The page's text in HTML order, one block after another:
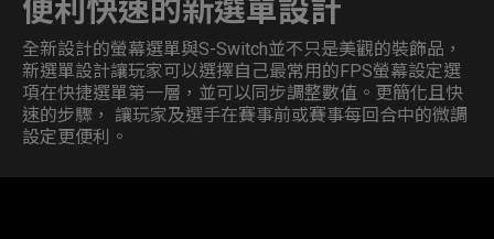
便利快速的新選單設計
全新設計的螢幕選單與S-Switch並不只是美觀的裝飾品，
新選單設計讓玩家可以選擇自己最常用的FPS螢幕設定選
項在快捷選單第一層，並可以同步調整數值。更簡化且快
速的步驟， 讓玩家及選手在賽事前或賽事每回合中的微調
設定更便利。